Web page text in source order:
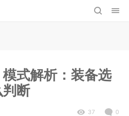
模式解析：装备选
断
37 0